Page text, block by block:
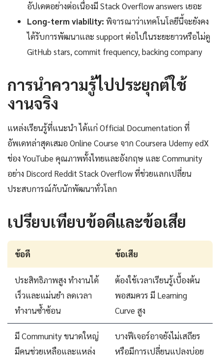
อัปเดตอย่างต่อเนื่องมี Stack Overflow answers เยอะ
Long-term viability: พิจารณาว่าเทคโนโลยีนี้จะยังคง
ได้รับการพัฒนาและ support ต่อไปในระยะยาวหรือไม่ดู
GitHub stars, commit frequency, backing company
การนำความรู้ไปประยุกต์ใช้
งานจริง
แหล่งเรียนรู้ที่แนะนำ ได้แก่ Official Documentation ที่
อัพเดทล่าสุดเสมอ Online Course จาก Coursera Udemy edX
ช่อง YouTube คุณภาพทั้งไทยและอังกฤษ และ Community
อย่าง Discord Reddit Stack Overflow ที่ช่วยแลกเปลี่ยน
ประสบการณ์กับนักพัฒนาทั่วโลก
เปรียบเทียบข้อดีและข้อเสีย
ข้อดี ข้อเสีย
ประสิทธิภาพสูง ทำงานได้
เร็วและแม่นยำ ลดเวลา
ทำงานซ้ำซ้อน
ต้องใช้เวลาเรียนรู้เบื้องต้น
พอสมควร มี Learning
Curve สูง
มี Community ขนาดใหญ่
มีคนช่วยเหลือและแหล่ง
บางฟีเจอร์อาจยังไม่เสถียร
หรือมีการเปลี่ยนแปลงบ่อย